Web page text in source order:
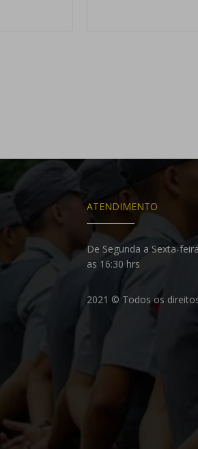
ATENDIMENTO
De Segunda a Sexta-
as 16:30 hrs
2021 © Todos os